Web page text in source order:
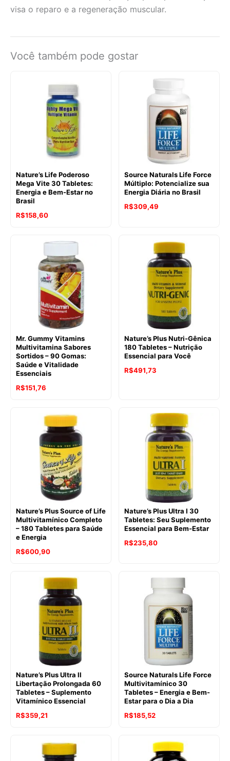
visa o reparo e a regeneração muscular.
Você também pode gostar
Nature’s Life Poderoso
Mega Vite 30 Tabletes:
Energia e Bem-Estar no
Brasil
R$158,60
Source Naturals Life Force
Múltiplo: Potencialize sua
Energia Diária no Brasil
R$309,49
Mr. Gummy Vitamins
Multivitamina Sabores
Sortidos – 90 Gomas:
Saúde e Vitalidade
Essenciais
R$151,76
Nature’s Plus Nutri-Gênica
180 Tabletes – Nutrição
Essencial para Você
R$491,73
Nature’s Plus Source of Life
Multivitamínico Completo
– 180 Tabletes para Saúde
e Energia
R$600,90
Nature’s Plus Ultra I 30
Tabletes: Seu Suplemento
Essencial para Bem-Estar
R$235,80
Nature’s Plus Ultra II
Libertação Prolongada 60
Tabletes – Suplemento
Vitamínico Essencial
R$359,21
Source Naturals Life Force
Multivitamínico 30
Tabletes – Energia e Bem-
Estar para o Dia a Dia
R$185,52